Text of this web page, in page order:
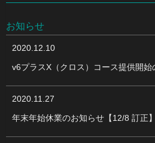
お知らせ
2020.12.10
v6プラスX（クロス）コース提供開始
2020.11.27
年末年始休業のお知らせ【12/8 訂正】